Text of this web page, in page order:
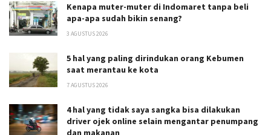
Kenapa muter-muter di Indomaret tanpa beli
apa-apa sudah bikin senang?
3 AGUSTUS 2026
5 hal yang paling dirindukan orang Kebumen
saat merantau ke kota
7 AGUSTUS 2026
4 hal yang tidak saya sangka bisa dilakukan
driver ojek online selain mengantar penumpang
dan makanan